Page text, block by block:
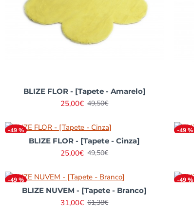
BLIZE FLOR - [Tapete - Amarelo]
25,00€ 49,50€
-49 %
BLIZE FLOR - [Tapete - Cinza]
25,00€ 49,50€
-49 %
-49 %
BLIZE NUVEM - [Tapete - Branco]
31,00€ 61,38€
-49 %